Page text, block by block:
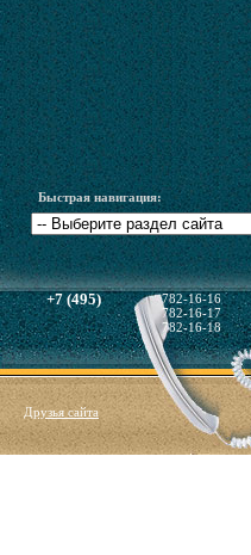
Быстрая навигация:
+7 (495)
782-16-16
782-16-17
782-16-18
Друзья сайта